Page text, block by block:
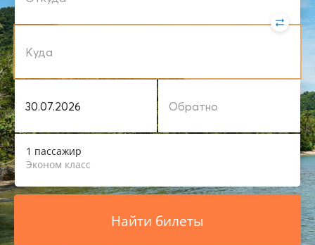
1 пассажир
Эконом класс
Найти билеты